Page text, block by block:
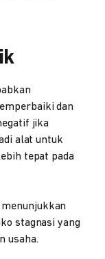
dan
jika
alat untuk
tepat pada
stagnasi yang
usaha.